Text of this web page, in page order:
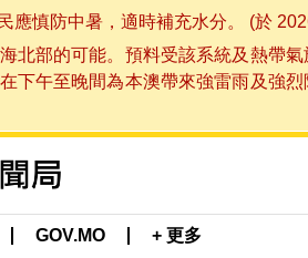
慎防中暑，適時補充水分。 (於
部的可能。預料受該系統及熱帶
午至晚間為本澳帶來強雷雨及強
GOV.MO + 更多